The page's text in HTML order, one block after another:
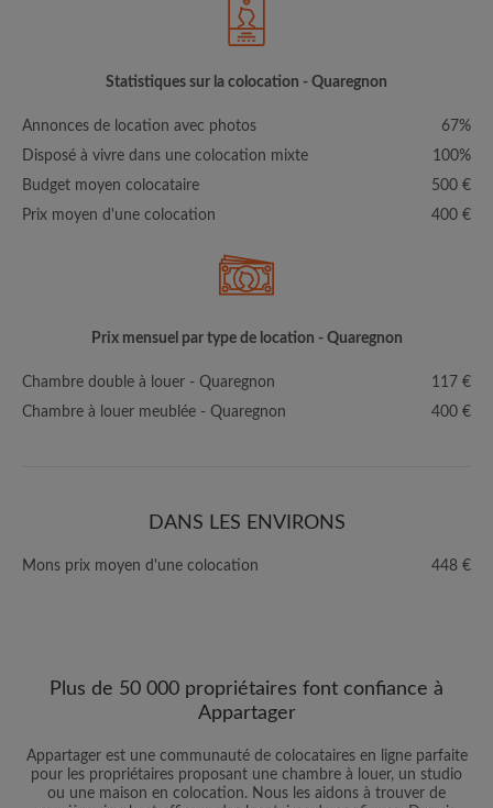
Statistiques sur la colocation - Quaregnon
Annonces de location avec photos
67%
Disposé à vivre dans une colocation mixte
100%
Budget moyen colocataire
500 €
Prix moyen d'une colocation
400 €
Prix mensuel par type de location - Quaregnon
Chambre double à louer - Quaregnon
117 €
Chambre à louer meublée - Quaregnon
400 €
DANS LES ENVIRONS
Mons prix moyen d'une colocation 448 €
Plus de 50 000 propriétaires font confiance à
Appartager
Appartager est une communauté de colocataires en ligne parfaite
pour les propriétaires proposant une chambre à louer, un studio
ou une maison en colocation. Nous les aidons à trouver de